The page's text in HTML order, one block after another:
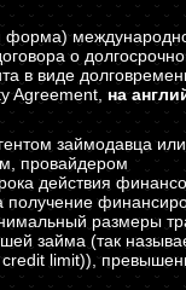
форма)
о
в виде
Agreement,на
займодавца или
провайдером
действия
получение
размеры
займа (так
limit)),